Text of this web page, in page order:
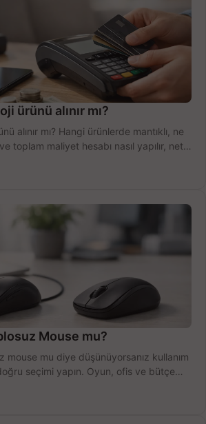
ürünü alınır mı?
alınır mı? Hangi ürünlerde mantıklı, ne
toplam maliyet hesabı nasıl yapılır, net
Mouse mu?
mouse mu diye düşünüyorsanız kullanım
seçimi yapın. Oyun, ofis ve bütçe